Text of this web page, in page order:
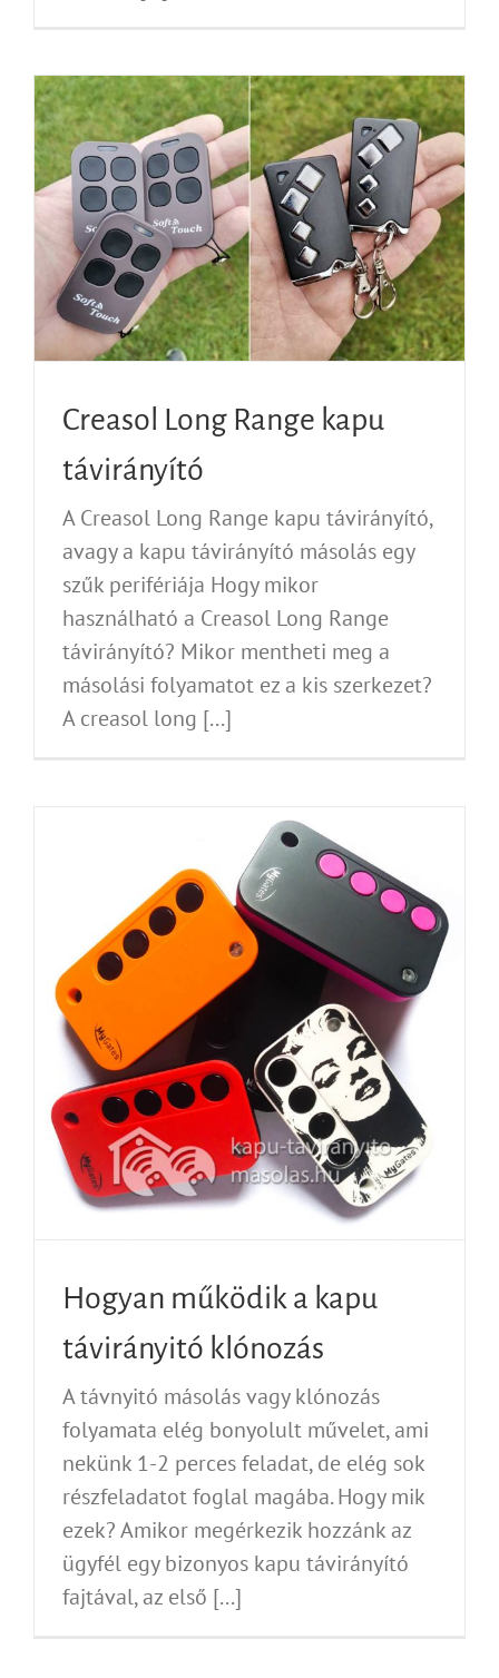
Creasol Long Range kapu
távirányító
A Creasol Long Range kapu távirányító,
avagy a kapu távirányító másolás egy
szűk perifériája Hogy mikor
használható a Creasol Long Range
távirányító? Mikor mentheti meg a
másolási folyamatot ez a kis szerkezet?
A creasol long [...]
Hogyan működik a kapu
távirányitó klónozás
A távnyitó másolás vagy klónozás
folyamata elég bonyolult művelet, ami
nekünk 1-2 perces feladat, de elég sok
részfeladatot foglal magába. Hogy mik
ezek? Amikor megérkezik hozzánk az
ügyfél egy bizonyos kapu távirányító
fajtával, az első [...]